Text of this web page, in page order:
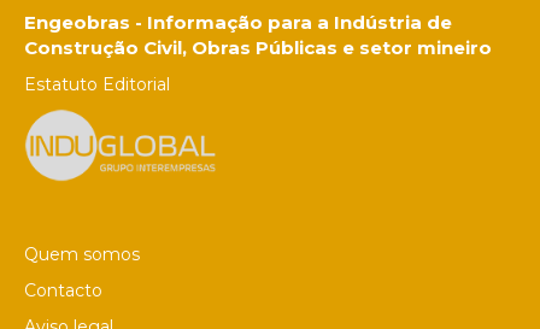
Engeobras - Informação para a Indústria de
Construção Civil, Obras Públicas e setor mineiro
Estatuto Editorial
Quem somos
Contacto